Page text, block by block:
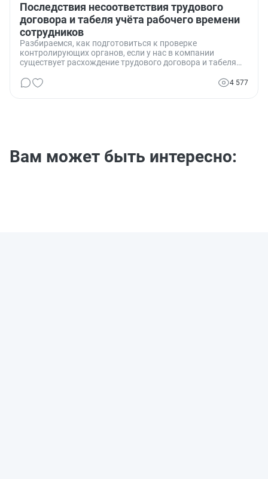
Последствия несоответствия трудового
договора и табеля учёта рабочего времени
сотрудников
Разбираемся, как подготовиться к проверке
контролирующих органов, если у нас в компании
существует расхождение трудового договора и табеля
4 577
Вам может быть интересно: